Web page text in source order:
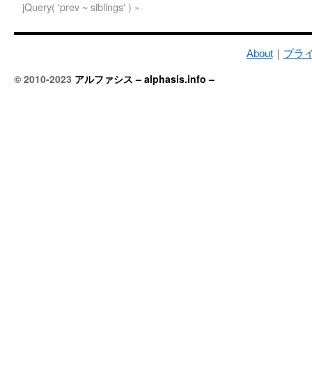
jQuery( 'prev ~ siblings' ) »
About｜ プラ
© 2010-2023 アルファシス – alphasis.info –